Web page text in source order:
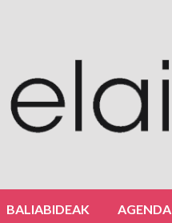
BALIABIDEAK AGENDA